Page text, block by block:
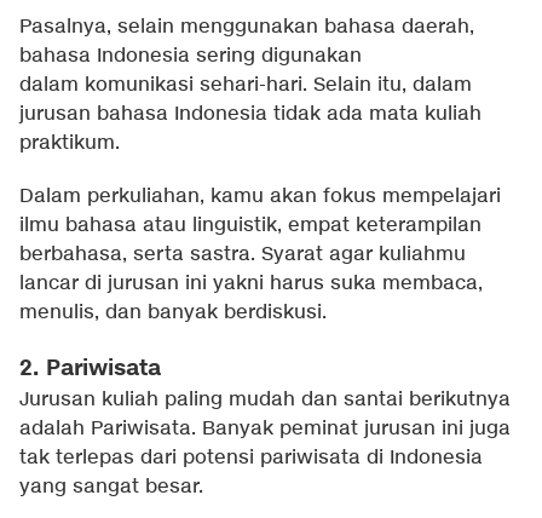
Pasalnya, selain menggunakan bahasa daerah,
bahasa Indonesia sering digunakan
dalam komunikasi sehari-hari. Selain itu, dalam
jurusan bahasa Indonesia tidak ada mata kuliah
praktikum.
Dalam perkuliahan, kamu akan fokus mempelajari
ilmu bahasa atau linguistik, empat keterampilan
berbahasa, serta sastra. Syarat agar kuliahmu
lancar di jurusan ini yakni harus suka membaca,
menulis, dan banyak berdiskusi.
2. Pariwisata
Jurusan kuliah paling mudah dan santai berikutnya
adalah Pariwisata. Banyak peminat jurusan ini juga
tak terlepas dari potensi pariwisata di Indonesia
yang sangat besar.